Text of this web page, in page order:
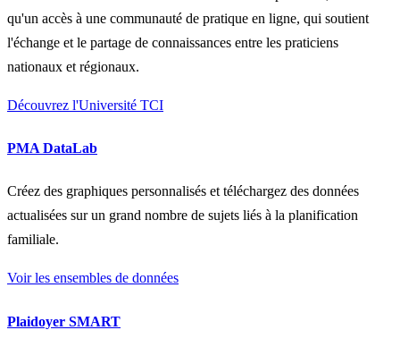
qu'un accès à une communauté de pratique en ligne, qui soutient
l'échange et le partage de connaissances entre les praticiens
nationaux et régionaux.
Découvrez l'Université TCI
PMA DataLab
Créez des graphiques personnalisés et téléchargez des données
actualisées sur un grand nombre de sujets liés à la planification
familiale.
Voir les ensembles de données
Plaidoyer SMART